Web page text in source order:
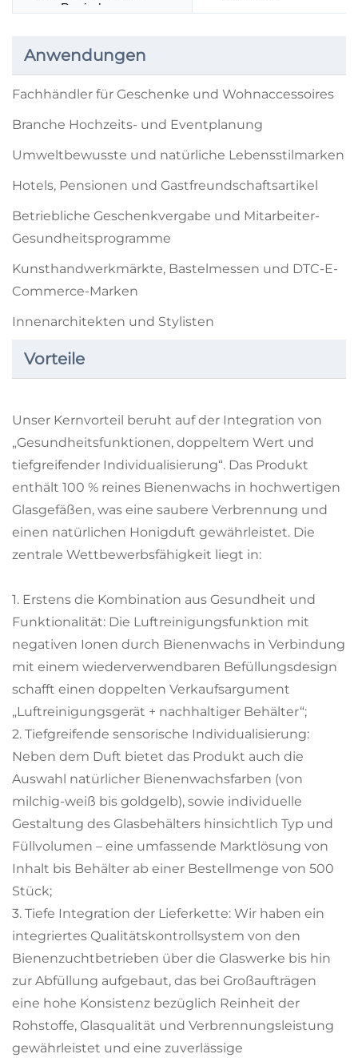
aus Papierbox
Anwendungen
Fachhändler für Geschenke und Wohnaccessoires
Branche Hochzeits- und Eventplanung
Umweltbewusste und natürliche Lebensstilmarken
Hotels, Pensionen und Gastfreundschaftsartikel
Betriebliche Geschenkvergabe und Mitarbeiter-
Gesundheitsprogramme
Kunsthandwerkmärkte, Bastelmessen und DTC-E-
Commerce-Marken
Innenarchitekten und Stylisten
Vorteile
Unser Kernvorteil beruht auf der Integration von
„Gesundheitsfunktionen, doppeltem Wert und
tiefgreifender Individualisierung“. Das Produkt
enthält 100 % reines Bienenwachs in hochwertigen
Glasgefäßen, was eine saubere Verbrennung und
einen natürlichen Honigduft gewährleistet. Die
zentrale Wettbewerbsfähigkeit liegt in:
1. Erstens die Kombination aus Gesundheit und
Funktionalität: Die Luftreinigungsfunktion mit
negativen Ionen durch Bienenwachs in Verbindung
mit einem wiederverwendbaren Befüllungsdesign
schafft einen doppelten Verkaufsargument
„Luftreinigungsgerät + nachhaltiger Behälter“;
2. Tiefgreifende sensorische Individualisierung:
Neben dem Duft bietet das Produkt auch die
Auswahl natürlicher Bienenwachsfarben (von
milchig-weiß bis goldgelb), sowie individuelle
Gestaltung des Glasbehälters hinsichtlich Typ und
Füllvolumen – eine umfassende Marktlösung von
Inhalt bis Behälter ab einer Bestellmenge von 500
Stück;
3. Tiefe Integration der Lieferkette: Wir haben ein
integriertes Qualitätskontrollsystem von den
Bienenzuchtbetrieben über die Glaswerke bis hin
zur Abfüllung aufgebaut, das bei Großaufträgen
eine hohe Konsistenz bezüglich Reinheit der
Rohstoffe, Glasqualität und Verbrennungsleistung
gewährleistet und eine zuverlässige